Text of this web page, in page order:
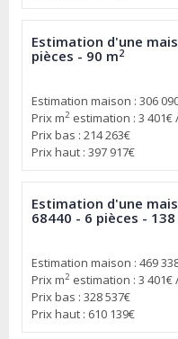
Estimation d'une
pièces - 90 m2
Estimation maison : 306
Prix m2 estimation : 3 401€
Prix bas : 214 263€
Prix haut : 397 917€
Estimation d'une
68440 - 6 pièces - 138
Estimation maison : 469
Prix m2 estimation : 3 401€
Prix bas : 328 537€
Prix haut : 610 139€